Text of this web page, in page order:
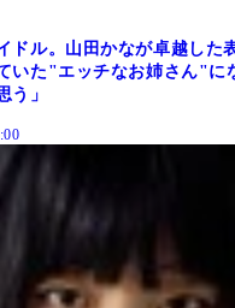
ドル。山田かなが卓越した
いた"エッチなお姉さん"に
う」